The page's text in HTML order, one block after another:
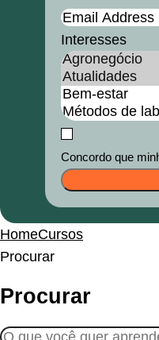
Interesses
Concordo que
HomeCursos
Procurar
Procurar